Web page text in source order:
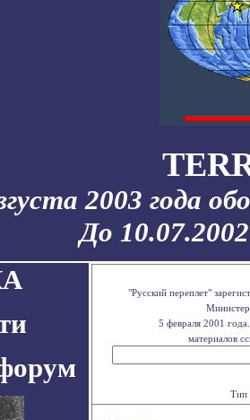
2003 года
До
"Русский переплет"
5 февраля 2001
материалов
Тип